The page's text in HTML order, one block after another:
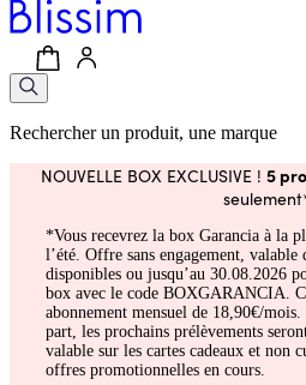
Rechercher un produit, une marque
NOUVELLE BOX EXCLUSIVE ! 5
*Vous recevrez la box Garancia à la
l’été. Offre sans engagement, valable
disponibles ou jusqu’au 30.08.2026
box avec le code BOXGARANCIA.
abonnement mensuel de 18,90€/
part, les prochains prélèvements
valable sur les cartes cadeaux et non
offres promotionnelles en cours.